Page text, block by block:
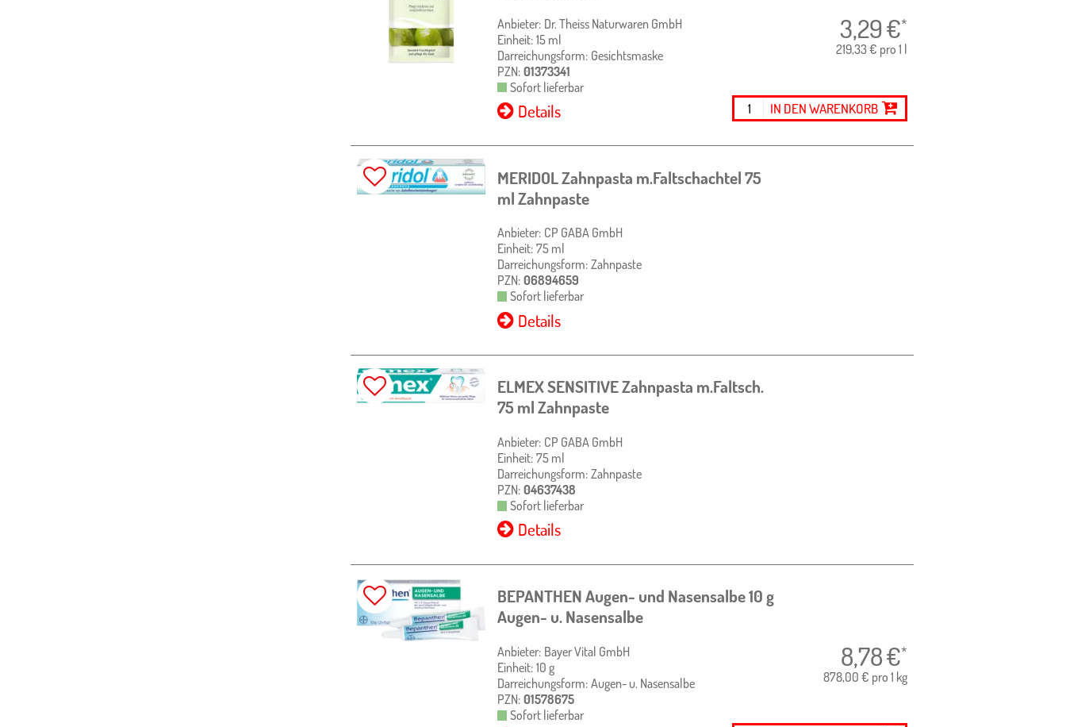
Anbieter: Dr. Theiss Naturwaren GmbH
Einheit: 15 ml
Darreichungsform: Gesichtsmaske
PZN: 01373341
3,29€*
219,33 € pro 1 l
Sofort lieferbar
IN DEN WARENKORB
Details
MERIDOL Zahnpasta m.Faltschachtel75
mlZahnpaste
Anbieter: CP GABA GmbH
Einheit: 75 ml
Darreichungsform: Zahnpaste
PZN: 06894659
Sofort lieferbar
Details
ELMEX SENSITIVE Zahnpasta m.Faltsch.
75 mlZahnpaste
Anbieter: CP GABA GmbH
Einheit: 75 ml
Darreichungsform: Zahnpaste
PZN: 04637438
Sofort lieferbar
Details
BEPANTHEN Augen- und Nasensalbe10 g
Augen- u. Nasensalbe
Anbieter: Bayer Vital GmbH
Einheit: 10 g
Darreichungsform: Augen- u. Nasensalbe
PZN: 01578675
8,78€*
878,00 € pro 1 kg
Sofort lieferbar